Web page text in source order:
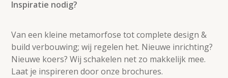
Inspiratie nodig?
Van een kleine metamorfose tot complete design &
build verbouwing; wij regelen het. Nieuwe inrichting?
Nieuwe koers? Wij schakelen net zo makkelijk mee.
Laat je inspireren door onze brochures.